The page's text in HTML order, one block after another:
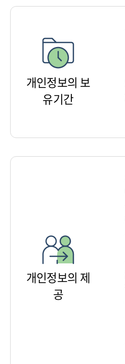
개인정보의 보
유기간
개인정보의 제
공